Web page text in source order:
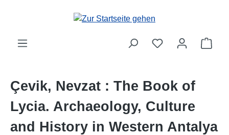
Zum Hauptinhalt springen
Çevik, Nevzat : The Book of
Lycia. Archaeology, Culture
and History in Western Antalya